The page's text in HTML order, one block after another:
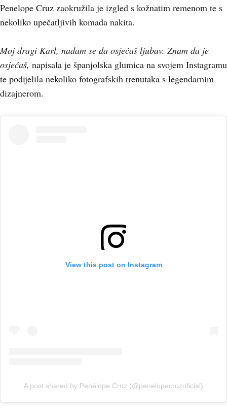
Penelope Cruz zaokružila je izgled s kožnatim remenom te s
nekoliko upečatljivih komada nakita.
Moj dragi Karl, nadam se da osjećaš ljubav. Znam da je
osjećaš, napisala je španjolska glumica na svojem Instagramu
te podijelila nekoliko fotografskih trenutaka s legendarnim
dizajnerom.
View this post on Instagram
A post shared by Penélope Cruz (@penelopecruzoficial)